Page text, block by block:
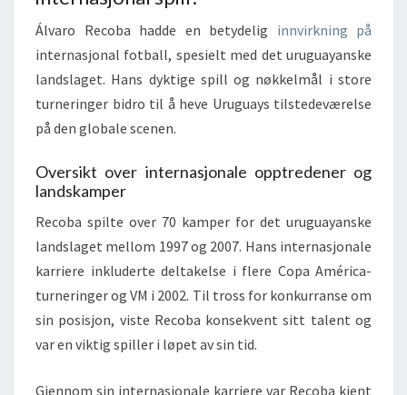
Álvaro Recoba hadde en betydelig innvirkning på
internasjonal fotball, spesielt med det uruguayanske
landslaget. Hans dyktige spill og nøkkelmål i store
turneringer bidro til å heve Uruguays tilstedeværelse
på den globale scenen.
Oversikt over internasjonale opptredener og
landskamper
Recoba spilte over 70 kamper for det uruguayanske
landslaget mellom 1997 og 2007. Hans internasjonale
karriere inkluderte deltakelse i flere Copa América-
turneringer og VM i 2002. Til tross for konkurranse om
sin posisjon, viste Recoba konsekvent sitt talent og
var en viktig spiller i løpet av sin tid.
Gjennom sin internasjonale karriere var Recoba kjent